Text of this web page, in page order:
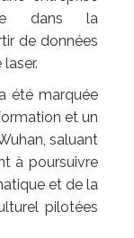
dans la
de données
été marquée
et un
saluant
à poursuivre
et de la
pilotées